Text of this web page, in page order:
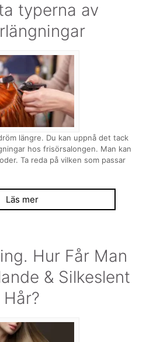
typerna av
längre. Du kan uppnå det tack
hos frisörsalongen. Man kan
Ta reda på vilken som passar
Läs mer
Hur Får Man
& Silkeslent
Hår?